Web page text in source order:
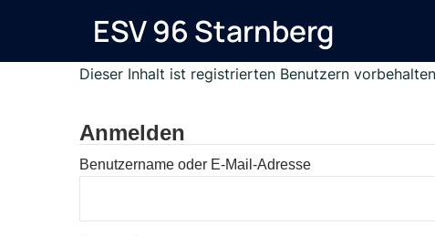
springen
ESV 96 Starnberg
Dieser Inhalt ist registrierten Benutzern
Anmelden
Benutzername oder E-Mail-Adresse